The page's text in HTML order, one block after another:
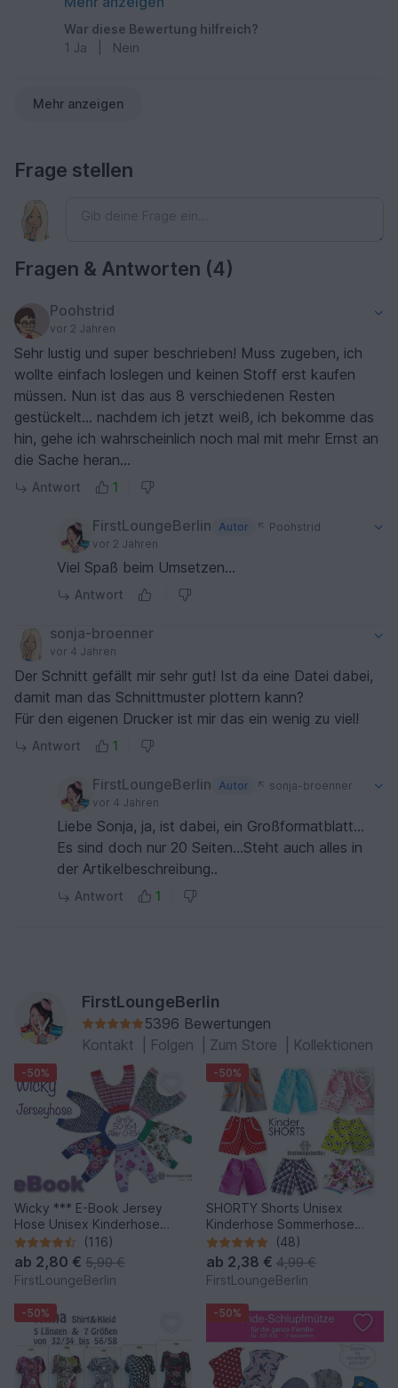
War diese Bewertung hilfreich?
1 Ja Nein
Mehr anzeigen
Frage stellen
Fragen & Antworten (4)
Poohstrid
vor 2 Jahren
Sehr lustig und super beschrieben! Muss zugeben, ich
wollte einfach loslegen und keinen Stoff erst kaufen
müssen. Nun ist das aus 8 verschiedenen Resten
gestückelt... nachdem ich jetzt weiß, ich bekomme das
hin, gehe ich wahrscheinlich noch mal mit mehr Ernst an
die Sache heran...
Antwort 1
FirstLoungeBerlin Autor
Poohstrid
vor 2 Jahren
Viel Spaß beim Umsetzen...
Antwort
sonja-broenner
vor 4 Jahren
Der Schnitt gefällt mir sehr gut! Ist da eine Datei dabei,
damit man das Schnittmuster plottern kann?
Für den eigenen Drucker ist mir das ein wenig zu viel!
Antwort 1
FirstLoungeBerlin Autor
sonja-broenner
vor 4 Jahren
Liebe Sonja, ja, ist dabei, ein Großformatblatt...
Es sind doch nur 20 Seiten...Steht auch alles in
der Artikelbeschreibung..
Antwort 1
FirstLoungeBerlin
5396 Bewertungen
Kontakt
Folgen Zum Store Kollektionen
-50%
Wicky *** E-Book Jersey
Hose Unisex Kinderhose
Pumphose Größe 50-164
Nähanleitung mit
Schnittmuster von
firstloungeberlin
(116)
ab 2,80 € 5,90 €
FirstLoungeBerlin
-50%
SHORTY Shorts Unisex
Kinderhose Sommerhose
Hose in 9 Größen 50/56 bis
146/152 Nähen &
Schnittmuster -
firstloungeberlin
(48)
ab 2,38 € 4,99 €
FirstLoungeBerlin
-50% -50%